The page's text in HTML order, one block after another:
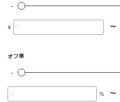
¥ 〜
オフ率
% 〜